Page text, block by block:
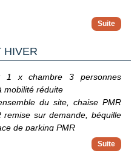
Liaison taxi ou VTC
sur les différents sites des
puis accès par le Dahu
site de l'office du tourisme :
navettes/bourg-saint-
HIVER
x chambre 3 personnes
mobilité réduite
du site, chaise PMR
remise sur demande, béquille
de parking PMR